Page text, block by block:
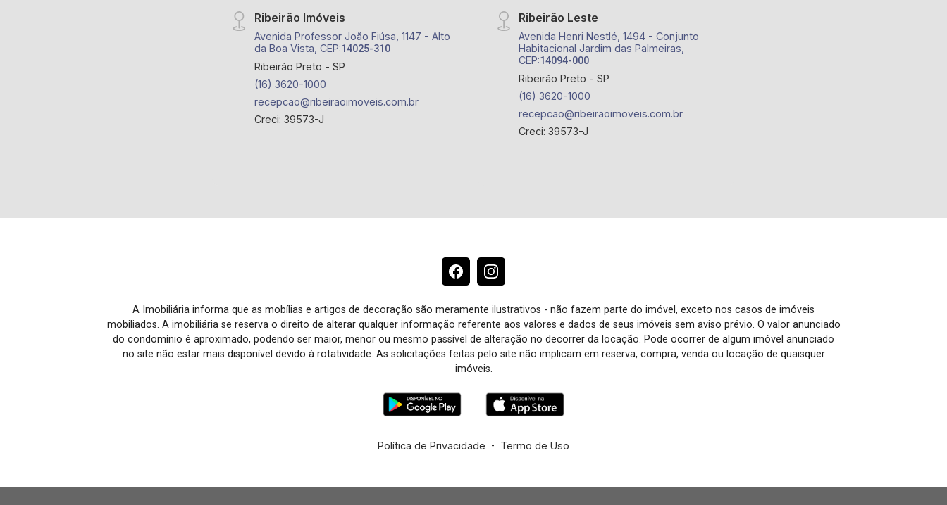
Ribeirão Imóveis
Avenida Professor João Fiúsa, 1147 - Alto
da Boa Vista, CEP:14025-310
Ribeirão Preto - SP
(16) 3620-1000
recepcao@ribeiraoimoveis.com.br
Creci: 39573-J
Ribeirão Leste
Avenida Henri Nestlé, 1494 - Conjunto
Habitacional Jardim das Palmeiras,
CEP:14094-000
Ribeirão Preto - SP
(16) 3620-1000
recepcao@ribeiraoimoveis.com.br
Creci: 39573-J
A Imobiliária informa que as mobílias e artigos de decoração são meramente ilustrativos - não fazem parte do imóvel, exceto nos casos de imóveis
mobiliados. A imobiliária se reserva o direito de alterar qualquer informação referente aos valores e dados de seus imóveis sem aviso prévio. O valor anunciado
do condomínio é aproximado, podendo ser maior, menor ou mesmo passível de alteração no decorrer da locação. Pode ocorrer de algum imóvel anunciado
no site não estar mais disponível devido à rotatividade. As solicitações feitas pelo site não implicam em reserva, compra, venda ou locação de quaisquer
imóveis.
Política de Privacidade - Termo de Uso